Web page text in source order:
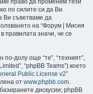
право да променим тези
по силите си да Ви
Ви съветваме да
на “Форум | Мисия
правилата значи, че се
долу още “те”, “техният”,
“phpBB Teams”) което
Public License v2”
от www.phpbb.com.
дискусии; phpBB